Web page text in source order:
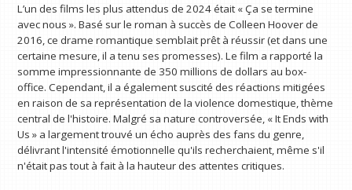
L’un des films les plus attendus de 2024 était « Ça se termine
avec nous ». Basé sur le roman à succès de Colleen Hoover de
2016, ce drame romantique semblait prêt à réussir (et dans une
certaine mesure, il a tenu ses promesses). Le film a rapporté la
somme impressionnante de 350 millions de dollars au box-
office. Cependant, il a également suscité des réactions mitigées
en raison de sa représentation de la violence domestique, thème
central de l'histoire. Malgré sa nature controversée, « It Ends with
Us » a largement trouvé un écho auprès des fans du genre,
délivrant l'intensité émotionnelle qu'ils recherchaient, même s'il
n'était pas tout à fait à la hauteur des attentes critiques.